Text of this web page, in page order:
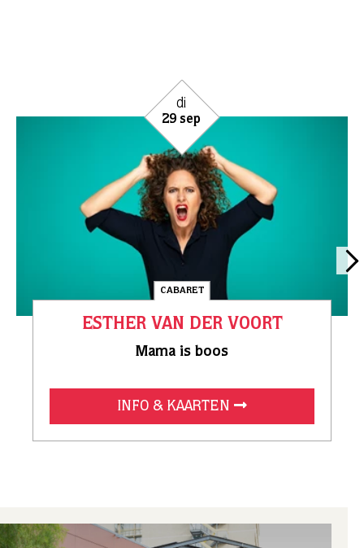
di
29 sep
CABARET
ESTHER VAN DER VOORT
Mama is boos
INFO & KAARTEN